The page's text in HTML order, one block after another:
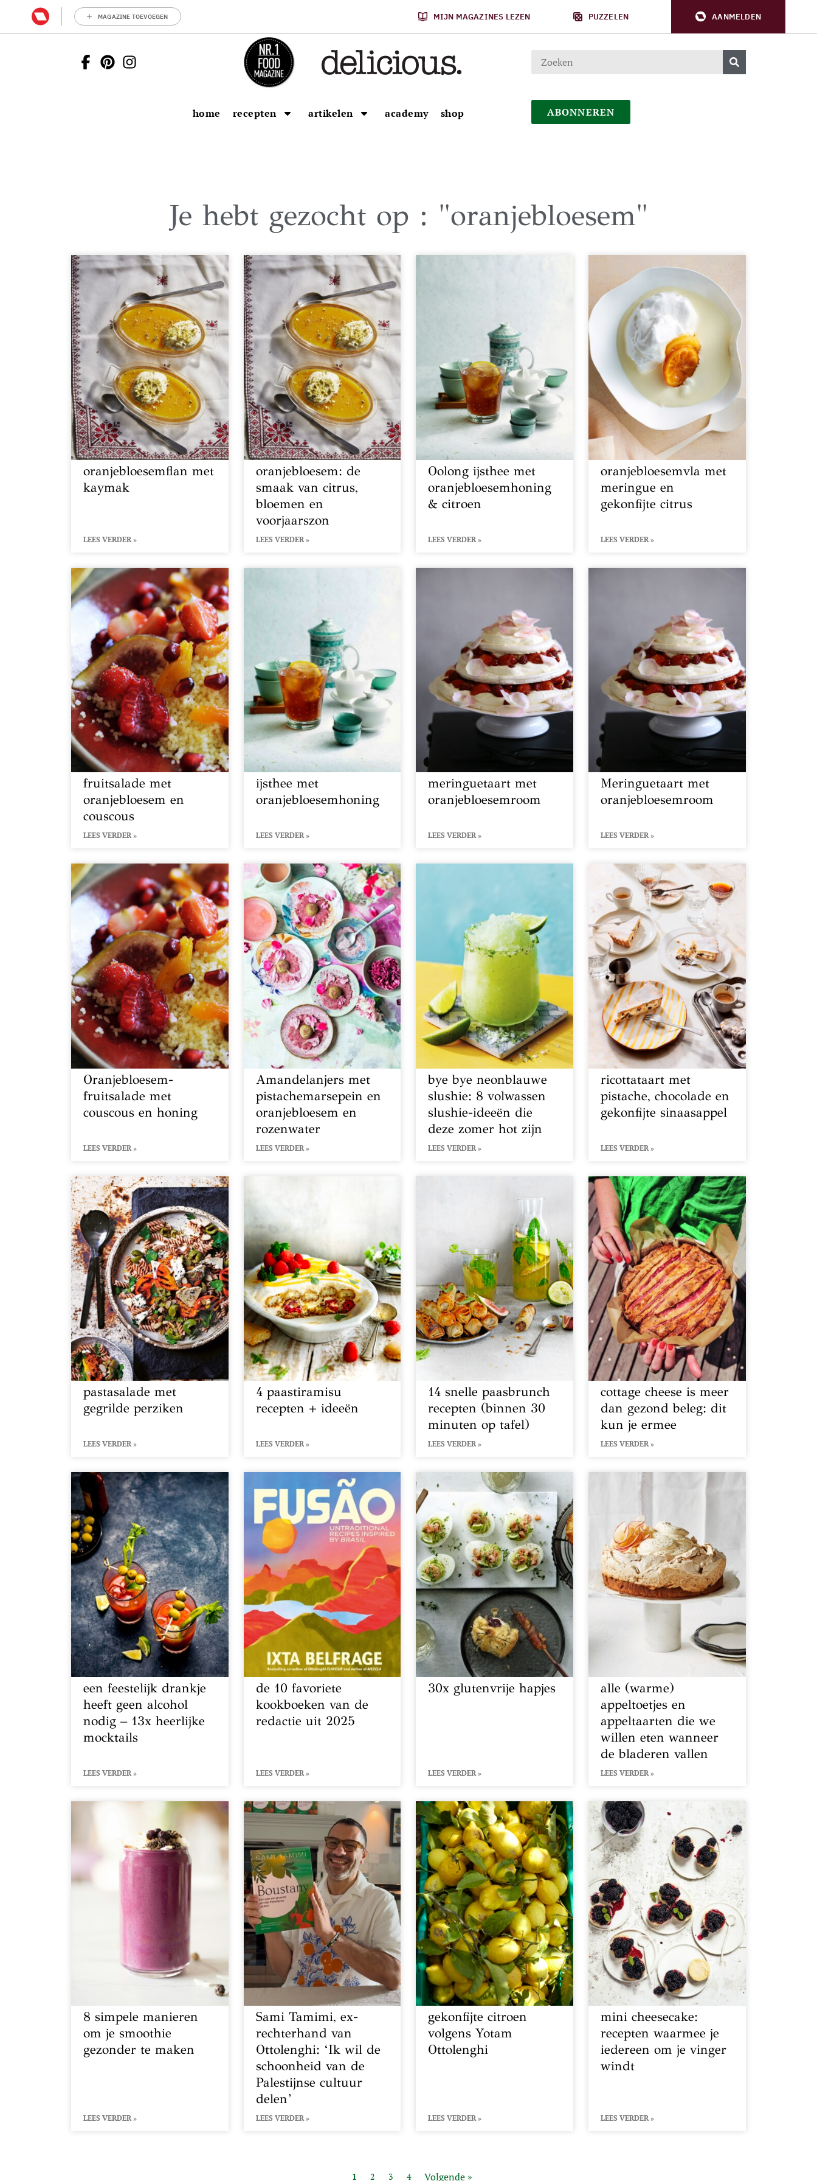
MAGAZINE TOEVOEGEN MIJN MAGAZINES LEZEN PUZZELEN AANMELDEN
home recepten artikelen academy shop ABONNEREN
Je hebt gezocht op : "oranjebloesem"
oranjebloesemflan met
kaymak
LEES VERDER »
oranjebloesem: de
smaak van citrus,
bloemen en
voorjaarszon
LEES VERDER »
Oolong ijsthee met
oranjebloesemhoning
& citroen
LEES VERDER »
oranjebloesemvla met
meringue en
gekonfijte citrus
LEES VERDER »
fruitsalade met
oranjebloesem en
couscous
LEES VERDER »
ijsthee met
oranjebloesemhoning
LEES VERDER »
meringuetaart met
oranjebloesemroom
LEES VERDER »
Meringuetaart met
oranjebloesemroom
LEES VERDER »
Oranjebloesem-
fruitsalade met
couscous en honing
LEES VERDER »
Amandelanjers met
pistachemarsepein en
oranjebloesem en
rozenwater
LEES VERDER »
bye bye neonblauwe
slushie: 8 volwassen
slushie-ideeën die
deze zomer hot zijn
LEES VERDER »
ricottataart met
pistache, chocolade en
gekonfijte sinaasappel
LEES VERDER »
pastasalade met
gegrilde perziken
LEES VERDER »
4 paastiramisu
recepten + ideeën
LEES VERDER »
14 snelle paasbrunch
recepten (binnen 30
minuten op tafel)
LEES VERDER »
cottage cheese is meer
dan gezond beleg: dit
kun je ermee
LEES VERDER »
een feestelijk drankje
heeft geen alcohol
nodig – 13x heerlijke
mocktails
LEES VERDER »
de 10 favoriete
kookboeken van de
redactie uit 2025
LEES VERDER »
30x glutenvrije hapjes
LEES VERDER »
alle (warme)
appeltoetjes en
appeltaarten die we
willen eten wanneer
de bladeren vallen
LEES VERDER »
8 simpele manieren
om je smoothie
gezonder te maken
LEES VERDER »
Sami Tamimi, ex-
rechterhand van
Ottolenghi: ‘Ik wil de
schoonheid van de
Palestijnse cultuur
delen’
LEES VERDER »
gekonfijte citroen
volgens Yotam
Ottolenghi
LEES VERDER »
mini cheesecake:
recepten waarmee je
iedereen om je vinger
windt
LEES VERDER »
1 2 3 4 Volgende »